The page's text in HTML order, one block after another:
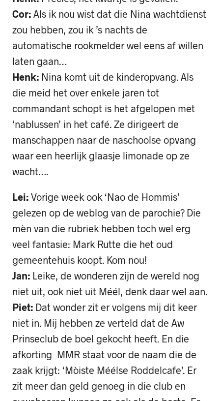
Cor: Als ik nou wist dat die Nina wachtdienst
zou hebben, zou ik ’s nachts de
automatische rookmelder wel eens af willen
laten gaan…
Henk: Nina komt uit de kinderopvang. Als
die meid het over enkele jaren tot
commandant schopt is het afgelopen met
‘nablussen’ in het café. Ze dirigeert de
manschappen naar de naschoolse opvang
waar een heerlijk glaasje limonade op ze
wacht….
Lei: Vorige week ook ‘Nao de Hommis’
gelezen op de weblog van de parochie? Die
mèn van die rubriek hebben toch wel erg
veel fantasie: Mark Rutte die het oud
gemeentehuis koopt. Kom nou!
Jan: Leike, de wonderen zijn de wereld nog
niet uit, ook niet uit Méél, denk daar wel aan.
Piet: Dat wonder zit er volgens mij dit keer
niet in. Mij hebben ze verteld dat de Aw
Prinseclub de boel gekocht heeft. En die
afkorting MMR staat voor de naam die de
zaak krijgt: ‘Mòiste Méélse Roddelcafe’. Er
zit meer dan geld genoeg in die club en